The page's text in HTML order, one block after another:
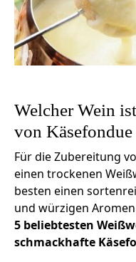
Welcher Wein
von Käsefondue
Für die Zubereitung
einen trockenen
besten einen
und würzigen
5 beliebtesten
schmackhafte